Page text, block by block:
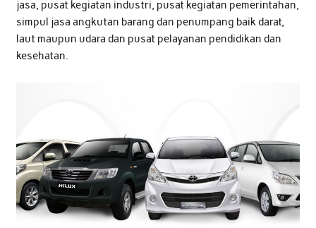
jasa, pusat kegiatan industri, pusat kegiatan pemerintahan,
simpul jasa angkutan barang dan penumpang baik darat,
laut maupun udara dan pusat pelayanan pendidikan dan
kesehatan.